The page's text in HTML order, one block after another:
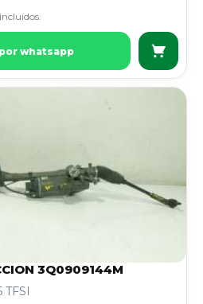
whatsapp
3Q0909144M
TFSI